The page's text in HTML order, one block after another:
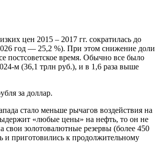
цен 2015 – 2017 гг. сократилась до
год — 25,2 %). При этом снижение доли
постсоветское время. Обычно все было
м (36,1 трлн руб.), и в 1,6 раза выше
за доллар.
стало меньше рычагов воздействия на
«любые цены» на нефть, то он не
свои золотовалютные резервы (более 450
и приготовились к продолжительному